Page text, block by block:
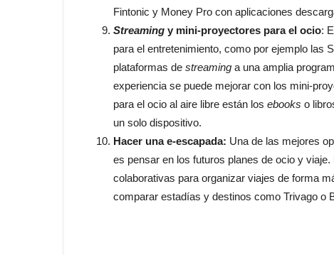
Fintonic y Money Pro con aplicaciones
Streaming y mini-proyectores para el ocio:
para el entretenimiento, como por ejemplo las
plataformas de streaming a una amplia
experiencia se puede mejorar con los mini-
para el ocio al aire libre están los ebooks o
un solo dispositivo.
Hacer una e-escapada: Una de las mejores
es pensar en los futuros planes de ocio y
colaborativas para organizar viajes de forma
comparar estadías y destinos como Trivago o